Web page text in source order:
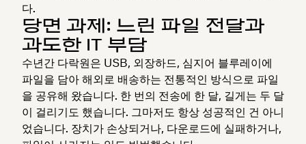
다.
당면 과제: 느린 파일 전달과
과도한 IT 부담
수년간 다락원은 USB, 외장하드, 심지어 블루레이에
파일을 담아 해외로 배송하는 전통적인 방식으로 파일
을 공유해 왔습니다. 한 번의 전송에 한 달, 길게는 두 달
이 걸리기도 했습니다. 그마저도 항상 성공적인 건 아니
었습니다. 장치가 손상되거나, 다운로드에 실패하거나,